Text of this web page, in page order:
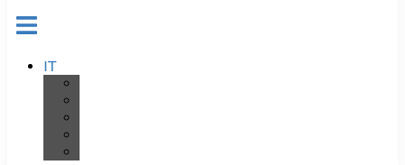
IT